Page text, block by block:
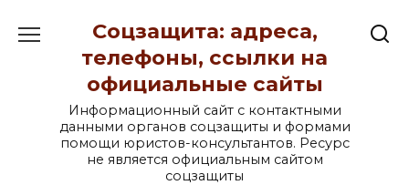
содержанию
Соцзащита: адреса,
телефоны, ссылки на
официальные сайты
Информационный сайт с контактными
данными органов соцзащиты и формами
помощи юристов-консультантов. Ресурс
не является официальным сайтом
соцзащиты